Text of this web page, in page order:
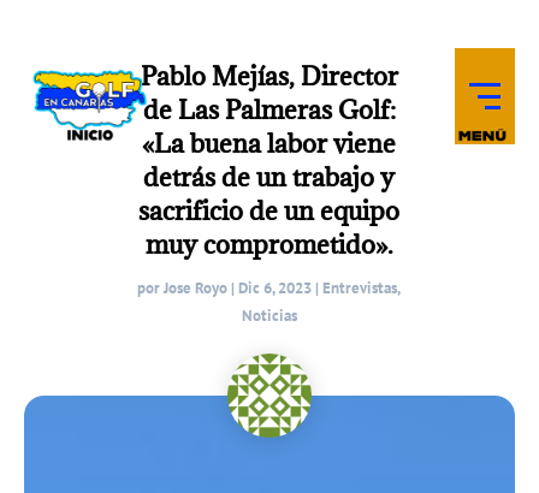
Pablo Mejías, Director
de Las Palmeras Golf:
«La buena labor viene
detrás de un trabajo y
sacrificio de un equipo
muy comprometido».
porJose Royo | Dic 6, 2023 | Entrevistas,
Noticias